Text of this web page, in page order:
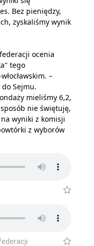
Bez pieniędzy,
zyskaliśmy wynik
ocenia
tego
–
Sejmu.
mieliśmy 6,2,
nie świętuję,
wyniki z komisji
z wyborów